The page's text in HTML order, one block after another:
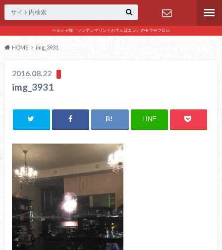
ペルシャ猫 ツンデレマリンとおてんばエレナのモフモフ日記
お問い合わ
HOME img_3931
2016.08.22
img_3931
LINE